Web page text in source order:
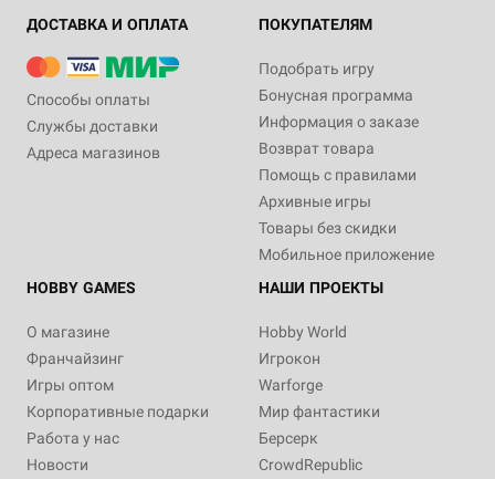
ДОСТАВКА И ОПЛАТА
Способы оплаты
Службы доставки
Адреса магазинов
ПОКУПАТЕЛЯМ
Подобрать игру
Бонусная программа
Информация о заказе
Возврат товара
Помощь с правилами
Архивные игры
Товары без скидки
Мобильное приложение
HOBBY GAMES
О магазине
Франчайзинг
Игры оптом
Корпоративные подарки
Работа у нас
Новости
НАШИ ПРОЕКТЫ
Hobby World
Игрокон
Warforge
Мир фантастики
Берсерк
CrowdRepublic